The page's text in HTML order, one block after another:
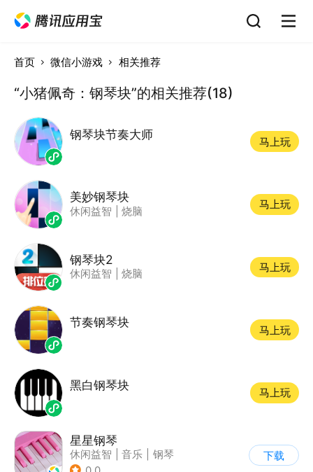
首页 微信小游戏 相关推荐
“小猪佩奇：钢琴块”的相关推荐(18)
钢琴块节奏大师
马上玩
美妙钢琴块
休闲益智 烧脑
马上玩
钢琴块2
休闲益智 烧脑
马上玩
节奏钢琴块
马上玩
黑白钢琴块
马上玩
星星钢琴
休闲益智 音乐
钢琴
下载